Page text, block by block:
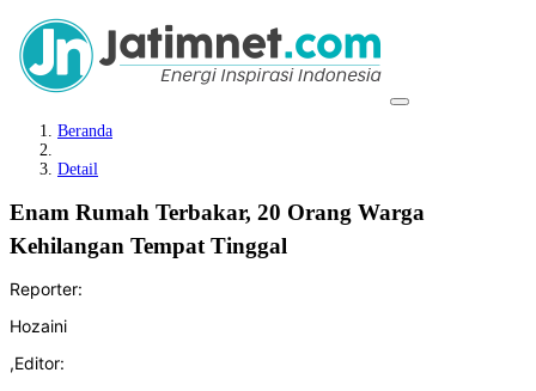
Beranda
Detail
Enam Rumah Terbakar, 20 Orang Warga
Kehilangan Tempat Tinggal
Reporter:
Hozaini
,Editor: